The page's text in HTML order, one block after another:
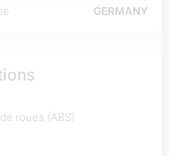
GERMANY
roues (ABS)